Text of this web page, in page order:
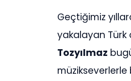
Geçtiğimiz
yakalayan Türk
Tozyılmaz
müzikseverlerle